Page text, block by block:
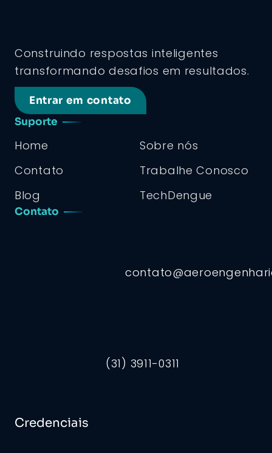
Construindo respostas inteligentes
transformando desafios em resultados.
Entrar em contato
Suporte
Home
Sobre nós
Contato
Trabalhe Conosco
Blog
TechDengue
Contato
(31) 3911-0311
Credenciais